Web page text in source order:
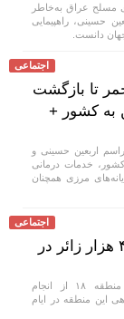
مسلح عراق به‌خاطر
حسینی، راهپیمایی
دانست.
اجتماعی
تا بازگشت
به کشور +
اربعین حسینی و
خدمات درمانی
مرزی همچنان
اجتماعی
میزبانی از حدود ۴۰۰ هزار زائر در
شهردار منطقه ۱۸ از انجام
این منطقه در ایام